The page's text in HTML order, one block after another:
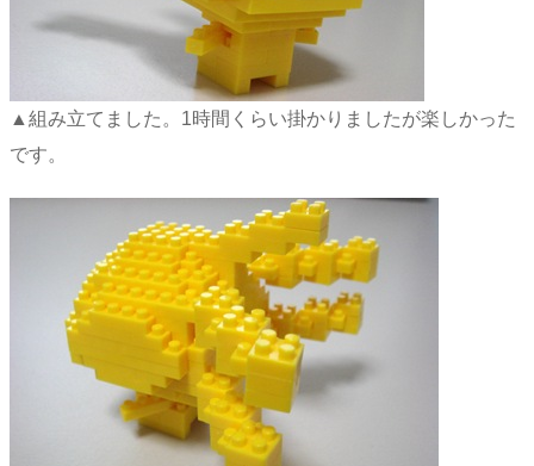
▲組み立てました。1時間くらい掛かりましたが楽しかった
です。